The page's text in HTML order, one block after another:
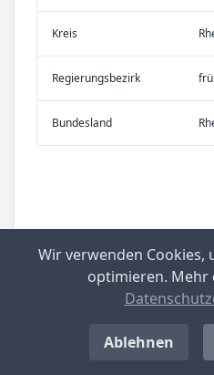
Kreis
Re­gier­ungs­bezirk
Bundes­land
Wir verwenden Cookies,
optimieren. Mehr
Ablehnen